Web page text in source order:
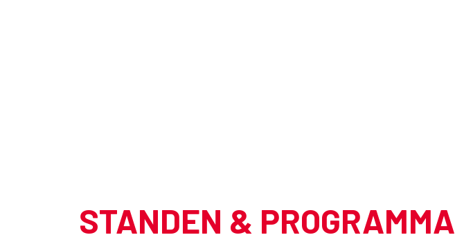
STANDEN & PROGRAMMA